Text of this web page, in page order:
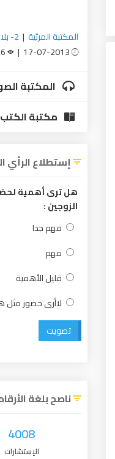
المكتبة المرئية | 2- بلادة المشاعر
المكتبة
مكتبة الكتب
إستطلاع
هل ترى أهمية
الزوجين :
مهم جدا
مهم
قليل الأهمية
لاأرى حضور مثل
تصويت
ناصح بلغة
4008
الإستشارات